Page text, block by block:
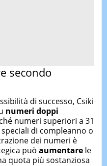
secondo
di successo, Csiki
numeri doppi
numeri superiori a 31
di compleanno o
dei numeri è
può aumentarele
quota più sostanziosa